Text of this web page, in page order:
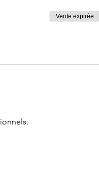
Vente expirée